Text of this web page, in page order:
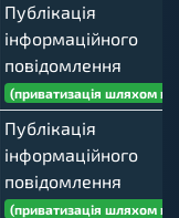
Публікація
інформаційного
повідомлення
(приватизація шляхом
Публікація
інформаційного
повідомлення
(приватизація шляхом